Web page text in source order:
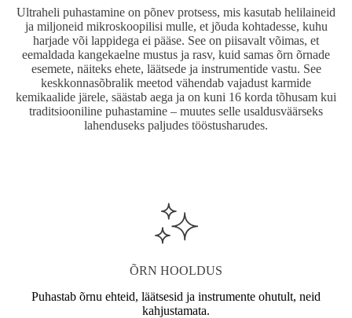
Ultraheli puhastamine on põnev protsess, mis kasutab helilaineid
ja miljoneid mikroskoopilisi mulle, et jõuda kohtadesse, kuhu
harjade või lappidega ei pääse. See on piisavalt võimas, et
eemaldada kangekaelne mustus ja rasv, kuid samas õrn õrnade
esemete, näiteks ehete, läätsede ja instrumentide vastu. See
keskkonnasõbralik meetod vähendab vajadust karmide
kemikaalide järele, säästab aega ja on kuni 16 korda tõhusam kui
traditsiooniline puhastamine – muutes selle usaldusväärseks
lahenduseks paljudes tööstusharudes.
ÕRN HOOLDUS
Puhastab õrnu ehteid, läätsesid ja instrumente ohutult, neid
kahjustamata.